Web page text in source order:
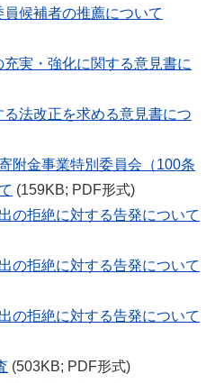
候補者の推薦について
実・強化に関する意見書に
法改正を求める意見書につ
附金事業特別委員会（100条
(159KB; PDF形式)
拒絶に対する告発について
拒絶に対する告発について
拒絶に対する告発について
(503KB; PDF形式)